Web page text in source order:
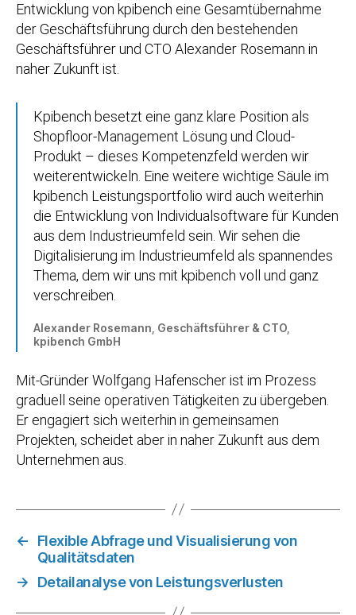
Entwicklung von kpibench eine Gesamtübernahme
der Geschäftsführung durch den bestehenden
Geschäftsführer und CTO Alexander Rosemann in
naher Zukunft ist.
Kpibench besetzt eine ganz klare Position als
Shopfloor-Management Lösung und Cloud-
Produkt – dieses Kompetenzfeld werden wir
weiterentwickeln. Eine weitere wichtige Säule im
kpibench Leistungsportfolio wird auch weiterhin
die Entwicklung von Individualsoftware für Kunden
aus dem Industrieumfeld sein. Wir sehen die
Digitalisierung im Industrieumfeld als spannendes
Thema, dem wir uns mit kpibench voll und ganz
verschreiben.
Alexander Rosemann, Geschäftsführer & CTO,
kpibench GmbH
Mit-Gründer Wolfgang Hafenscher ist im Prozess
graduell seine operativen Tätigkeiten zu übergeben.
Er engagiert sich weiterhin in gemeinsamen
Projekten, scheidet aber in naher Zukunft aus dem
Unternehmen aus.
←
Flexible Abfrage und Visualisierung von
Qualitätsdaten
→
Detailanalyse von Leistungsverlusten